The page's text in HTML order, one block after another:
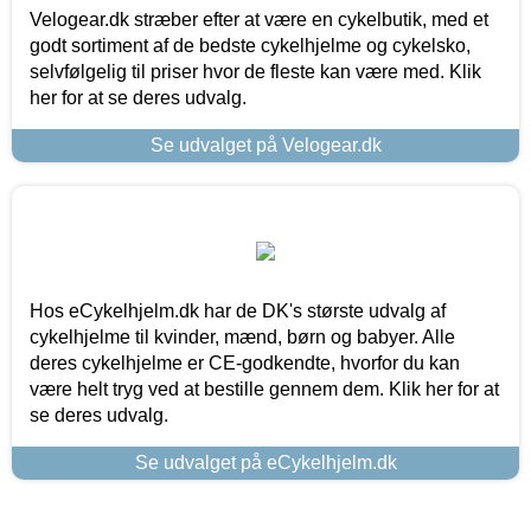
Velogear.dk stræber efter at være en cykelbutik, med et
godt sortiment af de bedste cykelhjelme og cykelsko,
selvfølgelig til priser hvor de fleste kan være med. Klik
her for at se deres udvalg.
Se udvalget på Velogear.dk
Hos eCykelhjelm.dk har de DK's største udvalg af
cykelhjelme til kvinder, mænd, børn og babyer. Alle
deres cykelhjelme er CE-godkendte, hvorfor du kan
være helt tryg ved at bestille gennem dem. Klik her for at
se deres udvalg.
Se udvalget på eCykelhjelm.dk